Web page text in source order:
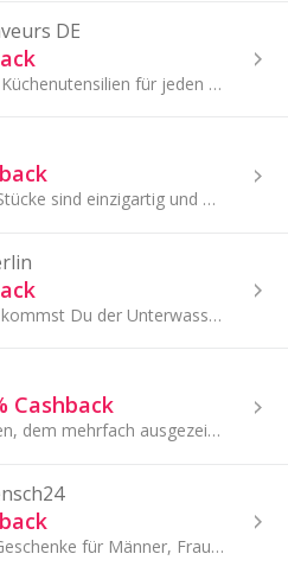
DE
Hochwertige Küchenutensilien für jeden Anlass Die Vermarktung von hochwertigen Küchenutensilien steht im Mittelpunkt.
Capucinne's Stücke sind einzigartig und originell.
Bei SEA LIFE kommst Du der Unterwasserwelt ganz nah.
Cashback
Mit fotokasten, dem mehrfach ausgezeichneten Online-Fotoservice in Deutschland, erweckst Du Deine Erinnerungen zum Leben!
Persönliche Geschenke für Männer, Frauen und Kinder von cool über romantisch bis witzig bietet unser Online-Shop www.lieblingsmensch24.de. Mehr als 20